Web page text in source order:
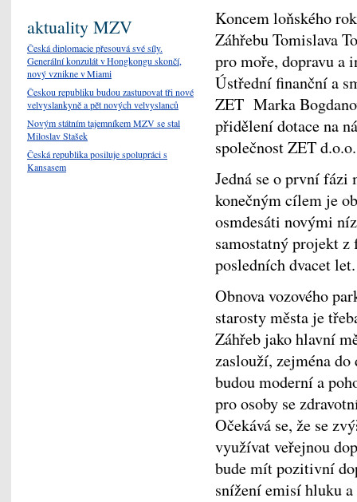
Koncem loňského
Záhřebu Tomislava
pro moře, dopravu a
Ústřední finanční a
ZET Marka
přidělení dotace na
společnost ZET d.o.o.
Jedná se o první fázi
konečným cílem je
osmdesáti novými
samostatný projekt z
posledních dvacet
Obnova vozového
starosty města je
Záhřeb jako hlavní
zaslouží, zejména
budou moderní a
pro osoby se
Očekává se, že se
využívat veřejnou
bude mít pozitivní
snížení emisí hluku
aktuality MZV
Česká diplomacie přesouvá své síly.
Generální konzulát v Hongkongu skončí,
nový vznikne v Miami
Českou republiku budou zastupovat tři nové
velvyslankyně a pět nových velvyslanců
Novým státním tajemníkem MZV se stal
Miloslav Stašek
Česká republika posiluje spolupráci s
Kansasem